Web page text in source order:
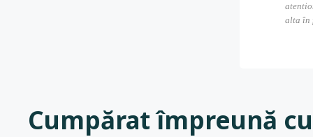
alta în
Cumpărat împreună